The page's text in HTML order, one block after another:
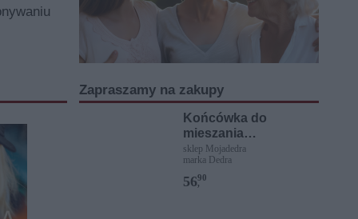
Zapraszamy na zakupy
Końcówka do
mieszania
ROBOTHEUM(R) 1000
W, 5 l
sklep Mojadedra
marka Dedra
56,
90